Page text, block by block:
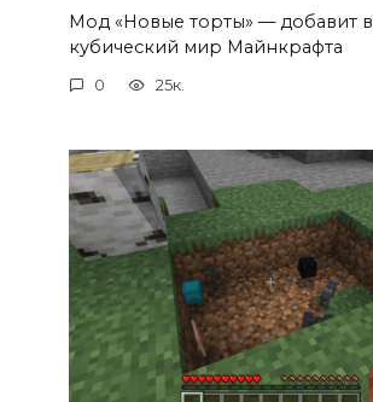
Мод «Новые торты» — добавит в
кубический мир Майнкрафта
0 25к.